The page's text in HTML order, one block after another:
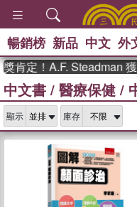
暢銷榜 新品 中文 外
A.F. Steadman 獲年度
中文書 / 醫療保健 /
顯示 庫存